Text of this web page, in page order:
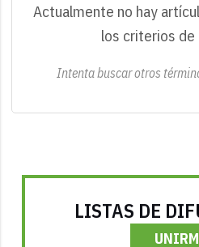
Actualmente no hay
los criterios de
Intenta buscar otros
LISTAS DE